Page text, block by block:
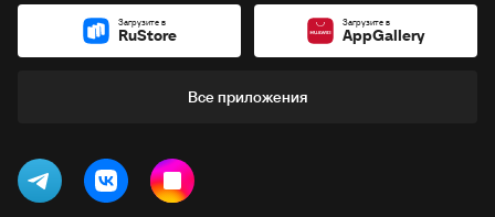
Загрузите в
RuStore
Загрузите в
AppGallery
Все приложения